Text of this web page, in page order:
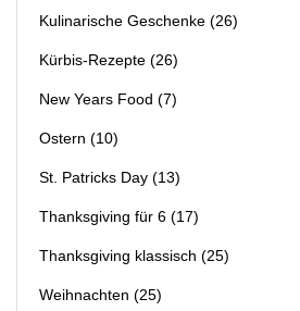
Kulinarische Geschenke (26)
Kürbis-Rezepte (26)
New Years Food (7)
Ostern (10)
St. Patricks Day (13)
Thanksgiving für 6 (17)
Thanksgiving klassisch (25)
Weihnachten (25)